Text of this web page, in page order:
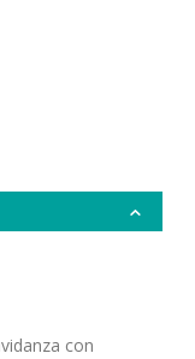
con